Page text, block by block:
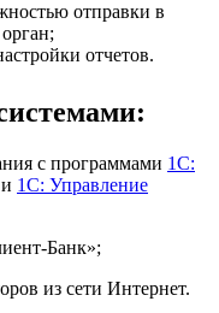
отправки в
отчетов.
с программами 1С:
и 1С: Управление
Банк»;
из сети Интернет.